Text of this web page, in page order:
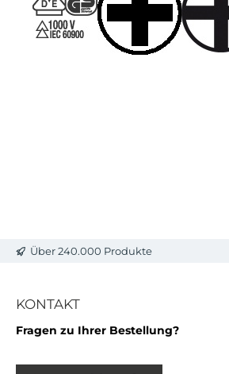
Über 240.000 Produkte
KONTAKT
Fragen zu Ihrer Bestellung?